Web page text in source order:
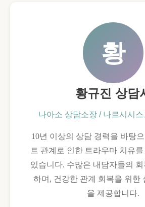
황
황규진 상담
나아소 상담소장 / 나르시시
10년 이상의 상담 경력을 바탕
트 관계로 인한 트라우마 치유
있습니다. 수많은 내담자들의 회
하며, 건강한 관계 회복을 위한
을 제공합니다.